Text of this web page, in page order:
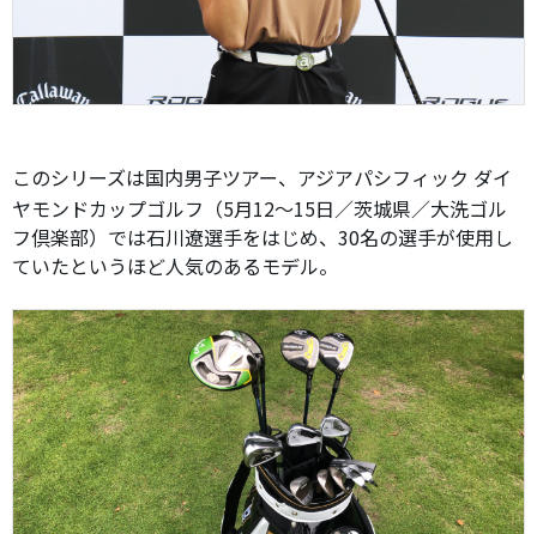
このシリーズは国内男子ツアー、アジアパシフィック ダイ
ヤモンドカップゴルフ（5月12〜15日／茨城県／大洗ゴル
フ倶楽部）では石川遼選手をはじめ、30名の選手が使用し
ていたというほど人気のあるモデル。